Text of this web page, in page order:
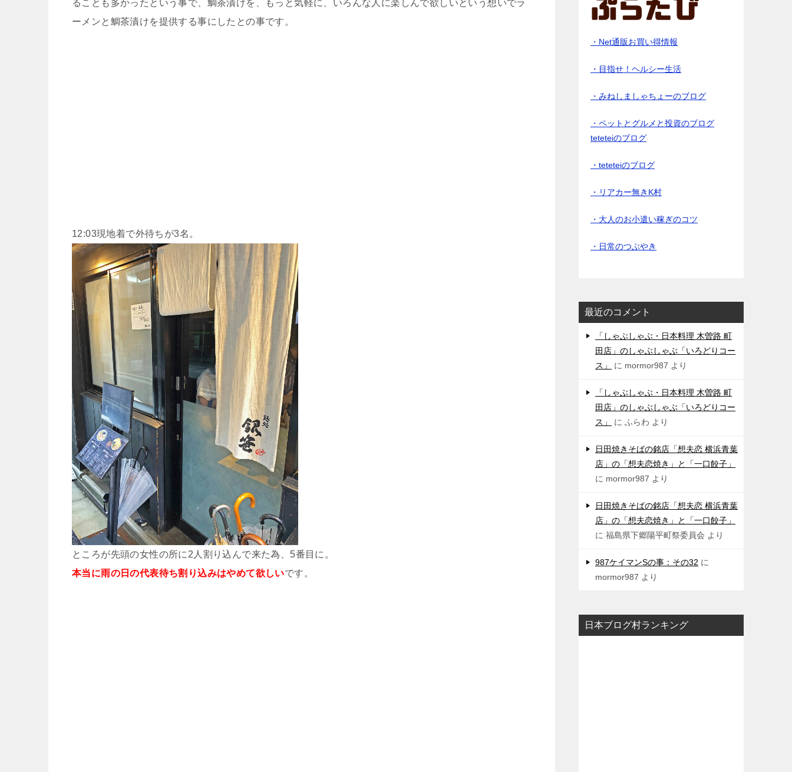
ることも多かったという事で、鯛茶漬けを、もっと気軽に、いろんな人に楽しんで欲しいという想いでラ
ーメンと鯛茶漬けを提供する事にしたとの事です。
12:03現地着で外待ちが3名。
ところが先頭の女性の所に2人割り込んで来た為、5番目に。
本当に雨の日の代表待ち割り込みはやめて欲しいです。
・Net通販お買い得情報
・目指せ！ヘルシー生活
・みねしましゃちょーのブログ
・ペットとグルメと投資のブログ
teteteiのブログ
・teteteiのブログ
・リアカー無きK村
・大人のお小遣い稼ぎのコツ
・日常のつぶやき
最近のコメント
「しゃぶしゃぶ・日本料理 木曽路 町
田店」のしゃぶしゃぶ「いろどりコー
ス」
に mormor987 より
「しゃぶしゃぶ・日本料理 木曽路 町
田店」のしゃぶしゃぶ「いろどりコー
ス」
に ふらわ より
日田焼きそばの銘店「想夫恋 横浜青葉
店」の「想夫恋焼き」と「一口餃子」
に mormor987 より
日田焼きそばの銘店「想夫恋 横浜青葉
店」の「想夫恋焼き」と「一口餃子」
に 福島県下郷陽平町祭委員会 より
987ケイマンSの事：その32 に
mormor987 より
日本ブログ村ランキング